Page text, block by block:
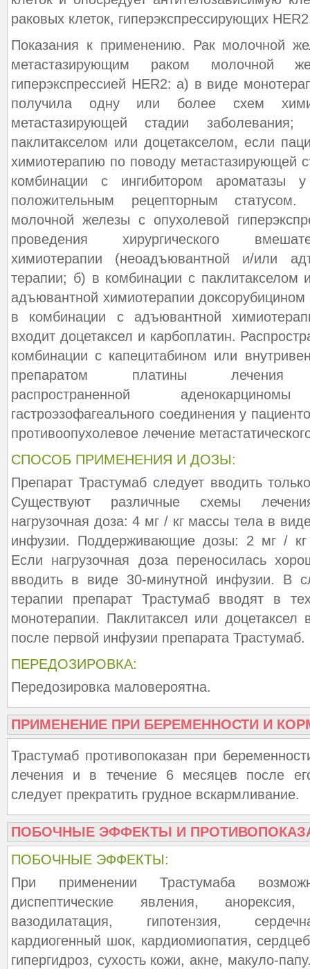
раковых клеток, гиперэкспрессирующих
Показания к применению. Рак молочной
метастазирующим раком молочной
гиперэкспрессией HER2: а) в виде
получила одну или более схем
метастазирующей стадии
паклитакселом или доцетакселом, если
химиотерапию по поводу метастазирующей
комбинации с ингибитором ароматазы
положительным рецепторным
молочной железы с опухолевой
проведения хирургического
химиотерапии (неоадъювантной и/или
терапии; б) в комбинации с паклитакселом
адъювантной химиотерапии
в комбинации с адъювантной
входит доцетаксел и карбоплатин.
комбинации с капецитабином или
препаратом платины лечения
распространенной
гастроэзофагеального соединения у
противоопухолевое лечение
СПОСОБ ПРИМЕНЕНИЯ И ДОЗЫ:
Препарат Трастумаб следует вводить
Существуют различные схемы
нагрузочная доза: 4 мг / кг массы тела в
инфузии. Поддерживающие дозы: 2 мг /
Если нагрузочная доза переносилась
вводить в виде 30-минутной инфузии. В
терапии препарат Трастумаб вводят в
монотерапии. Паклитаксел или
после первой инфузии препарата Трастумаб.
ПЕРЕДОЗИРОВКА:
Передозировка маловероятна.
ПРИМЕНЕНИЕ ПРИ БЕРЕМЕННОСТИ И
Трастумаб противопоказан при
лечения и в течение 6 месяцев после
следует прекратить грудное вскармливание.
ПОБОЧНЫЕ ЭФФЕКТЫ И
ПОБОЧНЫЕ ЭФФЕКТЫ:
При применении Трастумаба
диспептические явления,
вазодилатация, гипотензия,
кардиогенный шок, кардиомиопатия,
гипергидроз, сухость кожи, акне, макуло-